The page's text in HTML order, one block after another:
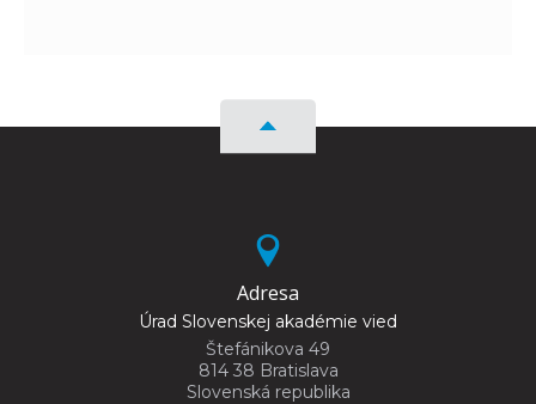
Adresa
Úrad Slovenskej akadémie vied
Štefánikova 49
814 38 Bratislava
Slovenská republika